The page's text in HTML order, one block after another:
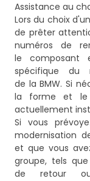
Assistance au
Lors du choix
de prêter
numéros de
le composant
spécifique du
de la BMW. Si
la forme et le
actuellement
Si vous
modernisation
et que vous
groupe, tels
de retour ou